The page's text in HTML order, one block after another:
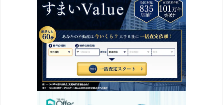
2020/01 -12.1%
2020/02 -1.5%
-8.9%
2020/04 -11.9%